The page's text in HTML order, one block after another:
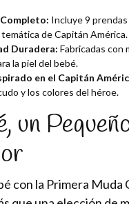
Incluye 9
de Capitán América.
Duradera: Fabricadas con
la piel del bebé.
en el Capitán
y los colores del héroe.
un
con la Primera Muda